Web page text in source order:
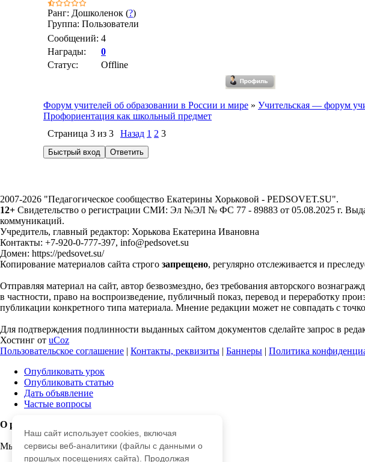
Ранг: Дошколенок (?)
Группа: Пользователи
Сообщений: 4
Награды:
0
Статус:
Offline
Форум учителей об образовании в России и мире » Учительская — форум
Профориентация как школьный предмет
Страница 3 из 3 Назад 1 2 3
2007-2026 "Педагогическое сообщество Екатерины Хорьковой - PEDSOVET.SU".
12+ Свидетельство о регистрации СМИ: Эл №ЭЛ № ФС 77 - 89883 от 05.08.2025 г.
коммуникаций.
Учредитель, главный редактор: Хорькова Екатерина Ивановна
Контакты: +7-920-0-777-397, info@pedsovet.su
Домен: https://pedsovet.su/
Копирование материалов сайта строго запрещено, регулярно отслеживается и
Отправляя материал на сайт, автор безвозмездно, без требования авторского
в частности, право на воспроизведение, публичный показ, перевод и переработку
публикации конкретного типа материала. Мнение редакции может не совпадать с
Для подтверждения подлинности выданных сайтом документов сделайте запрос в
Хостинг от uCoz
Пользовательское соглашение | Контакты, реквизиты | Баннеры | Политика
Опубликовать урок
Опубликовать статью
Дать объявление
Частые вопросы
О работе с сайтом
Мы используем cookie.
Наш сайт использует cookies, включая
сервисы веб-аналитики (файлы с данными о
прошлых посещениях сайта). Продолжая